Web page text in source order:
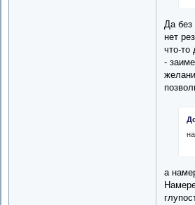
Да без
нет
что-то
-
а